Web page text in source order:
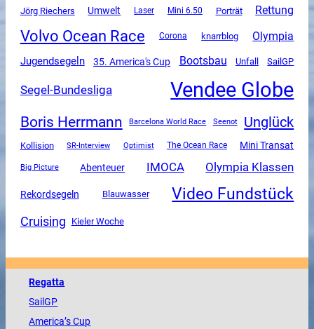
Jörg Riechers Umwelt Laser Mini 6.50 Porträt Rettung
Volvo Ocean Race Corona knarrblog Olympia
Jugendsegeln 35. America's Cup Bootsbau Unfall SailGP
Segel-Bundesliga Vendee Globe
Boris Herrmann Barcelona World Race Seenot Unglück
Kollision SR-Interview Optimist The Ocean Race Mini Transat
Big Picture Abenteuer IMOCA Olympia Klassen
Rekordsegeln Blauwasser Video Fundstück
Cruising Kieler Woche
Regatta
SailGP
America’s Cup